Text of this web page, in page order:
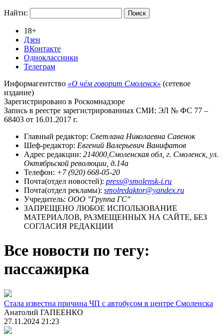
Найти:
18+
Дзен
ВКонтакте
Одноклассники
Телеграм
Информагентство «О чём говорит Смоленск» (сетевое
издание)
Зарегистрировано в Роскомнадзоре
Запись в реестре зарегистрированных СМИ: ЭЛ № ФС 77 –
68403 от 16.01.2017 г.
Главный редактор: Светлана Николаевна Савенок
Шеф-редактор: Евгений Валерьевич Ванифатов
Адрес редакции: 214000,Смоленская обл, г. Смоленск, ул.
Октябрьской революции, д.14а
Телефон: +7 (920) 668-05-20
Почта(отдел новостей): press@smolensk-i.ru
Почта(отдел рекламы): smolredaktor@yandex.ru
Учредитель: ООО "Группа ГС"
ЗАПРЕЩЕНО ЛЮБОЕ ИСПОЛЬЗОВАНИЕ
МАТЕРИАЛОВ, РАЗМЕЩЕННЫХ НА САЙТЕ, БЕЗ
СОГЛАСИЯ РЕДАКЦИИ
Все новости по тегу:
пассажирка
Стала известна причина ЧП с автобусом в центре Смоленска
Анатолий ГАПЕЕНКО
27.11.2024 21:23